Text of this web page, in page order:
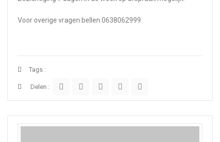
Voor overige vragen bellen 0638062999
Tags :
Delen :